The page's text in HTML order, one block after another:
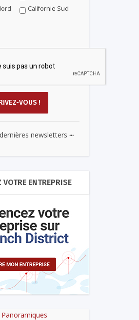
Californie Sud
newsletters ...
VOTRE ENTREPRISE